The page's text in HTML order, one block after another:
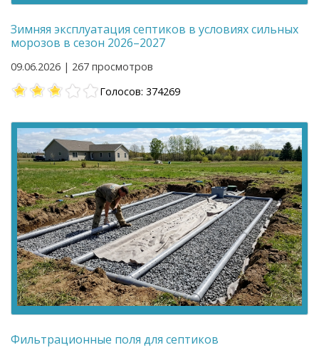
Зимняя эксплуатация септиков в условиях сильных
морозов в сезон 2026–2027
09.06.2026 | 267 просмотров
Голосов: 374269
Фильтрационные поля для септиков